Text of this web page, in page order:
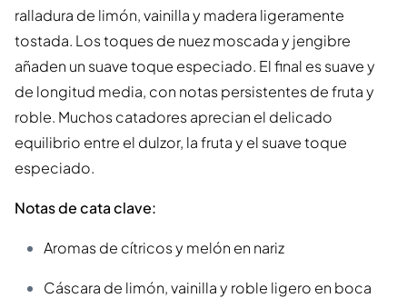
ralladura de limón, vainilla y madera ligeramente
tostada. Los toques de nuez moscada y jengibre
añaden un suave toque especiado. El final es suave y
de longitud media, con notas persistentes de fruta y
roble. Muchos catadores aprecian el delicado
equilibrio entre el dulzor, la fruta y el suave toque
especiado.
Notas de cata clave:
Aromas de cítricos y melón en nariz
Cáscara de limón, vainilla y roble ligero en boca